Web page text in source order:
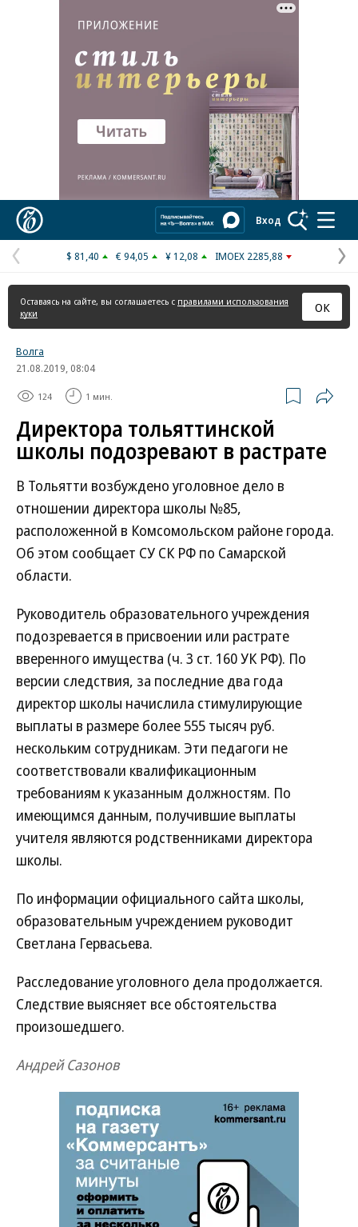
Реклама в «Ъ» www.kommersant.ru/ad
Вход
Предыдущая
страница
$ 81,40 € 94,05 ¥ 12,08 IMOEX 2285,88
Оставаясь на сайте, вы соглашаетесь с правилами использования
куки
ОК
Волга
21.08.2019, 08:04
124 1 мин.
Директора тольяттинской
школы подозревают в растрате
В Тольятти возбуждено уголовное дело в
отношении директора школы №85,
расположенной в Комсомольском районе города.
Об этом сообщает СУ СК РФ по Самарской
области.
Руководитель образовательного учреждения
подозревается в присвоении или растрате
вверенного имущества (ч. 3 ст. 160 УК РФ). По
версии следствия, за последние два года
директор школы начислила стимулирующие
выплаты в размере более 555 тысяч руб.
нескольким сотрудникам. Эти педагоги не
соответствовали квалификационным
требованиям к указанным должностям. По
имеющимся данным, получившие выплаты
учителя являются родственниками директора
школы.
По информации официального сайта школы,
образовательным учреждением руководит
Светлана Гервасьева.
Расследование уголовного дела продолжается.
Следствие выясняет все обстоятельства
произошедшего.
Андрей Сазонов